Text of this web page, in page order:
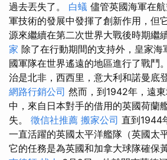
過去丟失了。 白蟻 儘管英國海軍在
軍技術的發展中發揮了創新作用，但
源來繼續在第二次世界大戰後時期繼
家 除了在行動期間的支持外，皇家海
國軍隊在世界遙遠的地區進行了戰鬥。
治是北非，西西里，意大利和諾曼底
網路行銷公司 然而，到1942年，遠
中，來自日本對手的借用的英國荷蘭
失。 徵信社推薦 搬家公司 直到1944
一直活躍的英國太平洋艦隊（英國太
它的任務是為英國和加拿大球隊確保